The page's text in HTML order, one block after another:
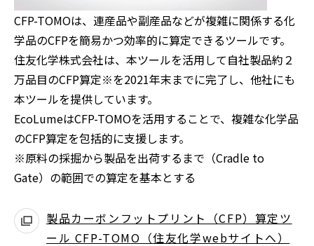
CFP-TOMOは、連産品や副産品などが複雑に関係する化
学品のCFPを簡易かつ効率的に算定できるツールです。
住友化学株式会社は、本ツールを活用して自社製品約２
万品目のCFP算定※を2021年末までに完了し、他社にも
本ツールを提供しています。
EcoLumeはCFP-TOMOを活用することで、複雑な化学品
のCFP算定を包括的に支援します。
※原料の採掘から製品を出荷するまで（Cradle to
Gate）の範囲での算定を基本とする
製品カーボンフットプリント（CFP）算定ツ
ール CFP-TOMO（住友化学webサイトへ）